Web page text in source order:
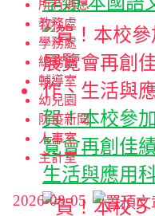
賀！本校參
覽會再創佳
生活與應用
所有消息
教務處
學務處
總務處
輔導室
幼兒園
防疫新聞
人事室
主計室
2026-08-05